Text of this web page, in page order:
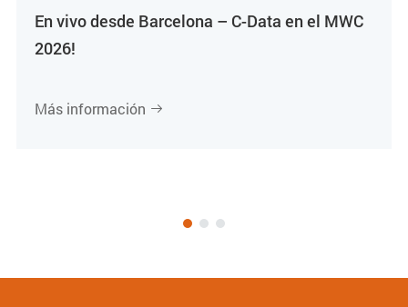
En vivo desde Barcelona – C-Data en el MWC
2026!
Más información 